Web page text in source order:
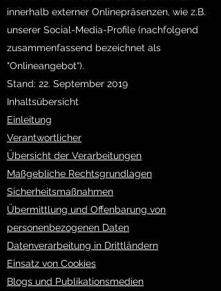
innerhalb externer Onlinepräsenzen, wie z.B.
unserer Social-Media-Profile (nachfolgend
zusammenfassend bezeichnet als
"Onlineangebot“).
Stand: 22. September 2019
Inhaltsübersicht
Einleitung
Verantwortlicher
Übersicht der Verarbeitungen
Maßgebliche Rechtsgrundlagen
Sicherheitsmaßnahmen
Übermittlung und Offenbarung von
personenbezogenen Daten
Datenverarbeitung in Drittländern
Einsatz von Cookies
Blogs und Publikationsmedien